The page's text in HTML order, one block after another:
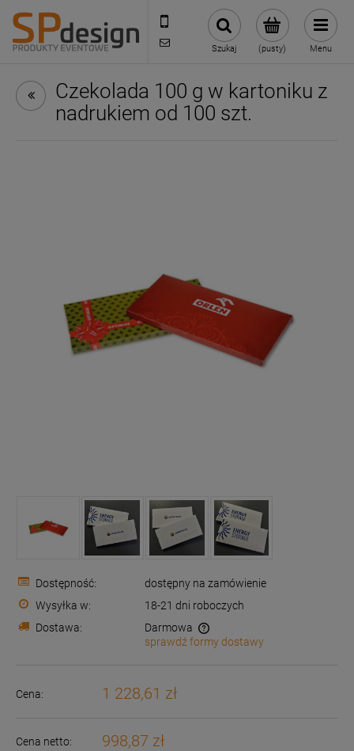
221002030
sklep@reklamydrukarnia.pl
(pusty)
Szukaj Menu
Czekolada 100 g w kartoniku z
nadrukiem od 100 szt.
Dostępność:
dostępny na zamówienie
Wysyłka w:
18-21 dni roboczych
Dostawa:
Darmowa
Cena nie zawiera ewentualnych kosztów płatności
sprawdź formy dostawy
Cena: 1 228,61 zł
Cena netto: 998,87 zł